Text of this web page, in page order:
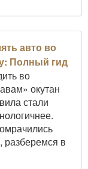
авто во
Полный гид
во
окутан
стали
разберемся в